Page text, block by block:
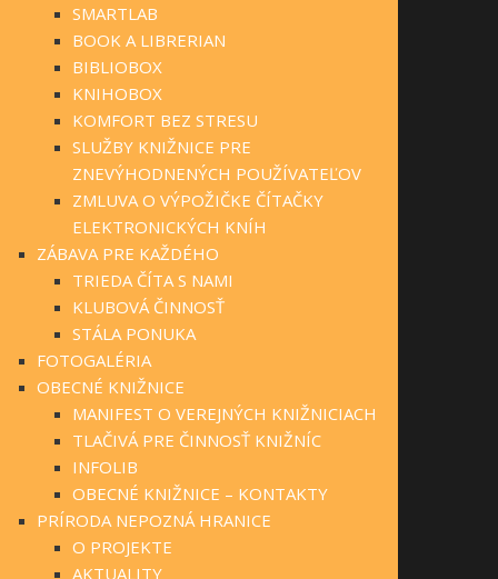
SMARTLAB
BOOK A LIBRERIAN
BIBLIOBOX
KNIHOBOX
KOMFORT BEZ STRESU
SLUŽBY KNIŽNICE PRE
ZNEVÝHODNENÝCH POUŽÍVATEĽOV
ZMLUVA O VÝPOŽIČKE ČÍTAČKY
ELEKTRONICKÝCH KNÍH
ZÁBAVA PRE KAŽDÉHO
TRIEDA ČÍTA S NAMI
KLUBOVÁ ČINNOSŤ
STÁLA PONUKA
FOTOGALÉRIA
OBECNÉ KNIŽNICE
MANIFEST O VEREJNÝCH KNIŽNICIACH
TLAČIVÁ PRE ČINNOSŤ KNIŽNÍC
INFOLIB
OBECNÉ KNIŽNICE – KONTAKTY
PRÍRODA NEPOZNÁ HRANICE
O PROJEKTE
AKTUALITY